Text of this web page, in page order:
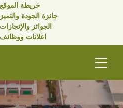
خريطة الموقع
جائزة الجودة والتميز
الجوائز والإنجازات
اعلانات ووظائف